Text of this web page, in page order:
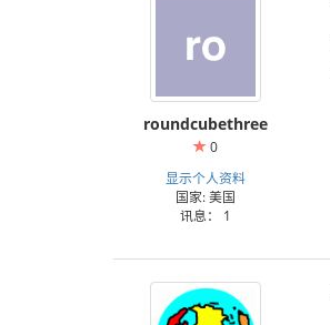
roundcubethree
0
显示个人资料
国家: 美国
讯息： 1